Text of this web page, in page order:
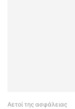
Αετοί της ασφάλειας